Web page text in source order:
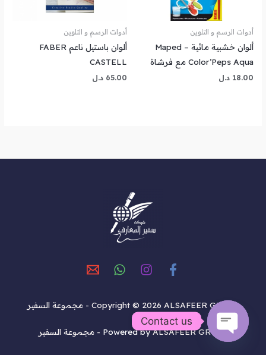
أدوات الرسم و التلوين
ألوان خشبية مائية – Maped
Color’Peps Aqua مع فرشاة
18.00 د.ل
أدوات الرسم و التلوين
ألوان باستيل ناعم FABER
CASTELL
65.00 د.ل
Copyright © 2026 ALSAFEER GROUP - مجموعة السفير
Powered byALSAFEER GROUP - مجموعة السفير
Contact us
OPEN